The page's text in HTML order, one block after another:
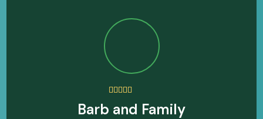
Barb and Family